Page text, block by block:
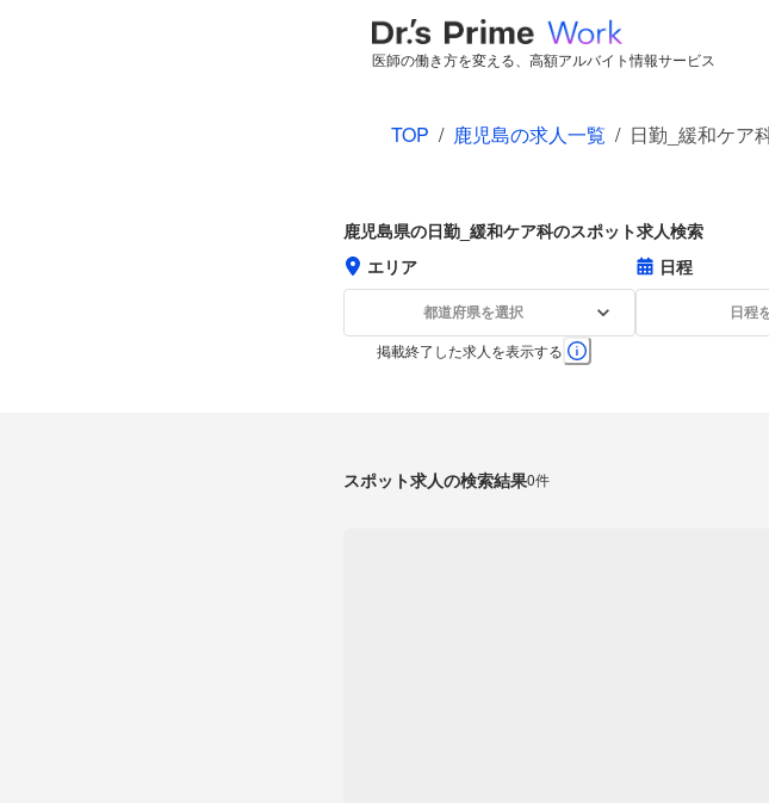
医師の働き方を変える、高額アルバイト情報サービス
TOP / 鹿児島の求人一覧 / 日勤_緩和ケア
鹿児島県の日勤_緩和ケア科のスポット求人検索
エリア
都道府県を選択
日程
日程
掲載終了した求人を表示する
スポット求人の検索結果0件